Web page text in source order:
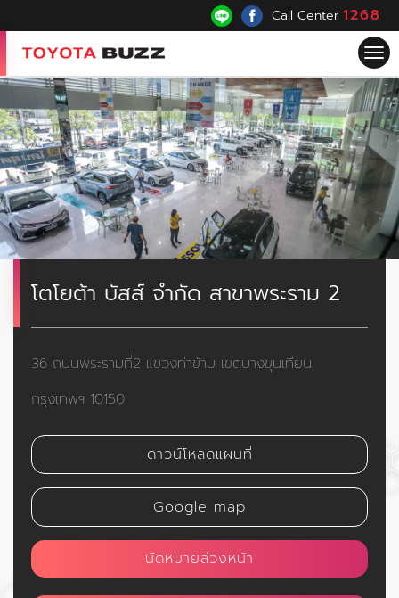
Call Center 1268
โตโยต้า บัสส์ จำกัด สาขาพระราม 2
36 ถนนพระรามที่2 แขวงท่าข้าม เขตบางขุนเทียน
กรุงเทพฯ 10150
ดาวน์โหลดแผนที่
Google map
นัดหมายล่วงหน้า